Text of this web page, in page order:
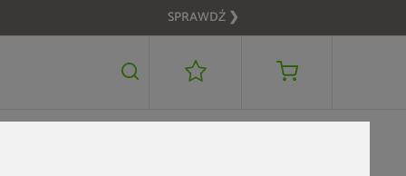
SPRAWDŹ ❯